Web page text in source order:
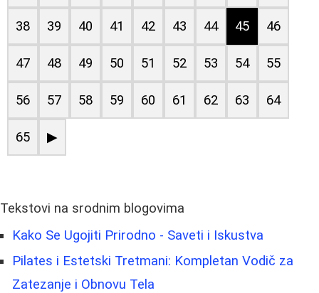
38 39 40 41 42 43 44 45 46
47 48 49 50 51 52 53 54 55
56 57 58 59 60 61 62 63 64
65 ▶
Tekstovi na srodnim blogovima
Kako Se Ugojiti Prirodno - Saveti i Iskustva
Pilates i Estetski Tretmani: Kompletan Vodič za
Zatezanje i Obnovu Tela